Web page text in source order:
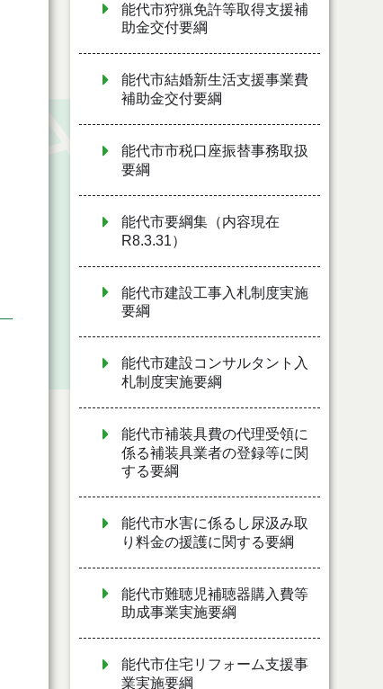
能代市狩猟免許等取得支援補
助金交付要綱
能代市結婚新生活支援事業費
補助金交付要綱
能代市市税口座振替事務取扱
要綱
能代市要綱集（内容現在
R8.3.31）
能代市建設工事入札制度実施
要綱
能代市建設コンサルタント入
札制度実施要綱
能代市補装具費の代理受領に
係る補装具業者の登録等に関
する要綱
能代市水害に係るし尿汲み取
り料金の援護に関する要綱
能代市難聴児補聴器購入費等
助成事業実施要綱
能代市住宅リフォーム支援事
業実施要綱